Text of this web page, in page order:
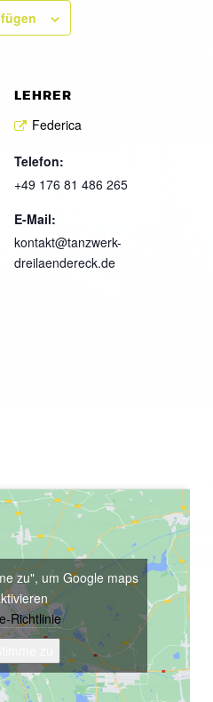
LEHRER
Federica
Telefon:
+49 176 81 486 265
E-Mail:
kontakt@tanzwerk-
dreilaendereck.de
zu", um Google maps
Richtlinie